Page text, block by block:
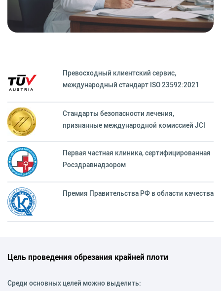
Превосходный клиентский сервиc,
международный стандарт ISO 23592:2021
Стандарты безопасности лечения,
признанные международной комиссией JCI
Первая частная клиника, сертифицированная
Росздравнадзором
Премия Правительства РФ в области качества
Цель проведения обрезания крайней плоти
Среди основных целей можно выделить: